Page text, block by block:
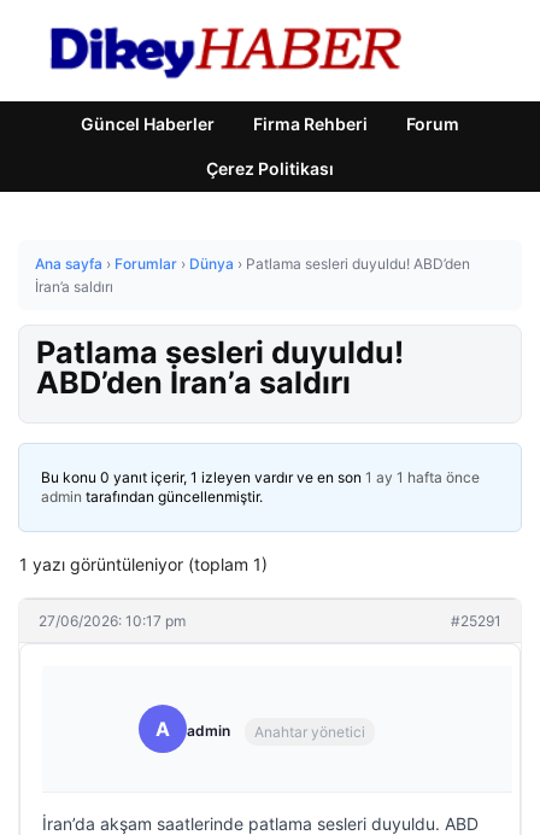
Güncel Haberler Firma Rehberi Forum
Çerez Politikası
Ana sayfa › Forumlar › Dünya › Patlama sesleri duyuldu! ABD’den
İran’a saldırı
Patlama sesleri duyuldu!
ABD’den İran’a saldırı
Bu konu 0 yanıt içerir, 1 izleyen vardır ve en son 1 ay 1 hafta önce
admin tarafından güncellenmiştir.
1 yazı görüntüleniyor (toplam 1)
27/06/2026: 10:17 pm #25291
A admin Anahtar yönetici
İran’da akşam saatlerinde patlama sesleri duyuldu. ABD